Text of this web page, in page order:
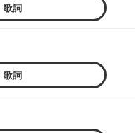
歌詞
歌詞